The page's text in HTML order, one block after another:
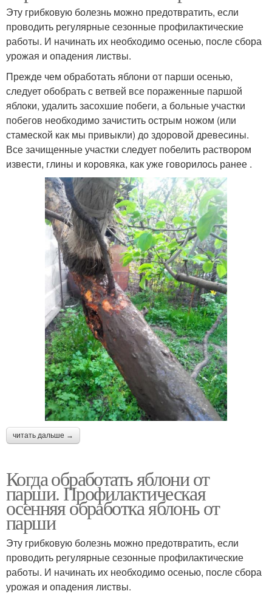
Эту грибковую болезнь можно предотвратить, если
проводить регулярные сезонные профилактические
работы. И начинать их необходимо осенью, после сбора
урожая и опадения листвы.
Прежде чем обработать яблони от парши осенью,
следует обобрать с ветвей все пораженные паршой
яблоки, удалить засохшие побеги, а больные участки
побегов необходимо зачистить острым ножом (или
стамеской как мы привыкли) до здоровой древесины.
Все зачищенные участки следует побелить раствором
извести, глины и коровяка, как уже говорилось ранее .
читать дальше →
Когда обработать яблони от
парши. Профилактическая
осенняя обработка яблонь от
парши
Эту грибковую болезнь можно предотвратить, если
проводить регулярные сезонные профилактические
работы. И начинать их необходимо осенью, после сбора
урожая и опадения листвы.